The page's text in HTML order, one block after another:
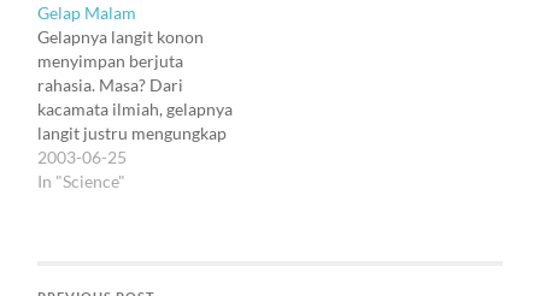
hampa, tentu. Interaksi
antar muatan selalu
menggunakan gelombang
elektromagnetik (atau
dengan kata lain, foton).
Tapi foton perlu waktu
untuk bergerak antar
partikel bermuatan, dan
Gelap Malam
Gelapnya langit konon
menyimpan berjuta
rahasia. Masa? Dari
kacamata ilmiah, gelapnya
langit justru mengungkap
banyak rahasia. Waktu
Isaac Newton
2003-06-25
In "Science"